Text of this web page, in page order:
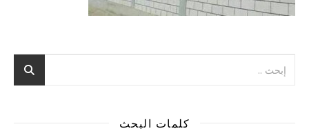
كلمات البحث